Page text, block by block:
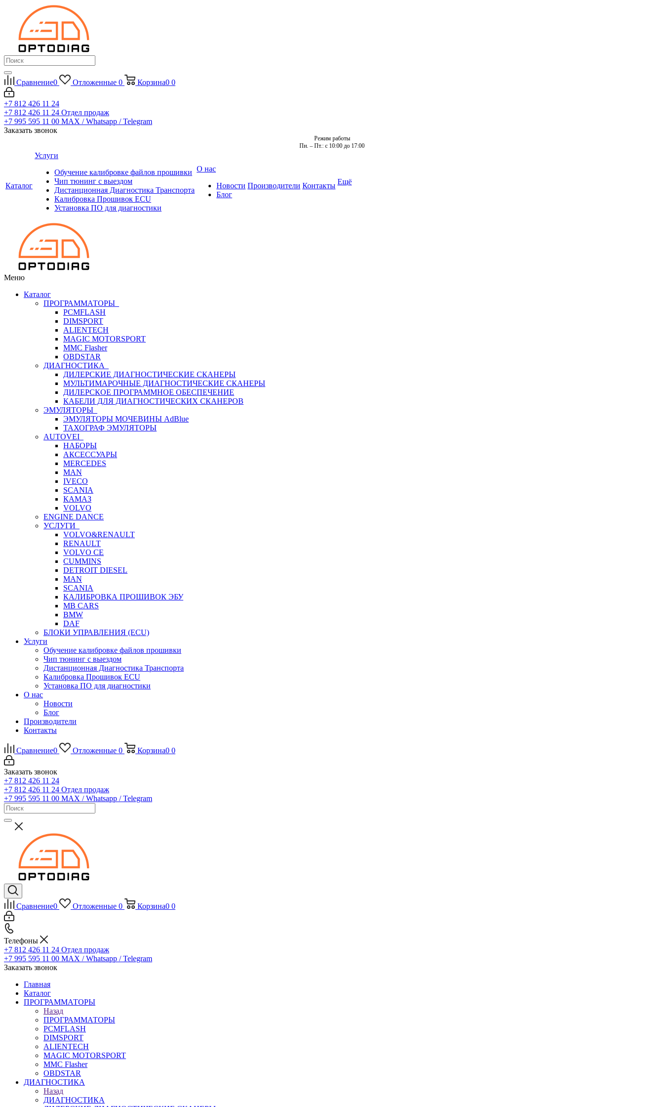
Сравнение0 Отложенные 0 Корзина0 0
+7 812 426 11 24
+7 812 426 11 24 Отдел продаж
+7 995 595 11 00 MAX / Whatsapp / Telegram
Заказать звонок
Режим работы
Пн. – Пт.: с 10:00 до 17:00
Каталог
Услуги
Обучение калибровке файлов прошивки
Чип тюнинг с выездом
Дистанционная Диагностика Транспорта
Калибровка Прошивок ECU
Установка ПО для диагностики
О нас
Новости
Блог
Производители Контакты Ещё
Меню
Каталог
ПРОГРАММАТОРЫ
PCMFLASH
DIMSPORT
ALIENTECH
MAGIC MOTORSPORT
MMC Flasher
OBDSTAR
ДИАГНОСТИКА
ДИЛЕРСКИЕ ДИАГНОСТИЧЕСКИЕ СКАНЕРЫ
МУЛЬТИМАРОЧНЫЕ ДИАГНОСТИЧЕСКИЕ СКАНЕРЫ
ДИЛЕРСКОЕ ПРОГРАММНОЕ ОБЕСПЕЧЕНИЕ
КАБЕЛИ ДЛЯ ДИАГНОСТИЧЕСКИХ СКАНЕРОВ
ЭМУЛЯТОРЫ
ЭМУЛЯТОРЫ МОЧЕВИНЫ АdBlue
ТАХОГРАФ ЭМУЛЯТОРЫ
AUTOVEI
НАБОРЫ
АКСЕССУАРЫ
MERCEDES
MAN
IVECO
SCANIA
КАМАЗ
VOLVO
ENGINE DANCE
УСЛУГИ
VOLVO&RENAULT
RENAULT
VOLVO CE
CUMMINS
DETROIT DIESEL
MAN
SCANIA
КАЛИБРОВКА ПРОШИВОК ЭБУ
MB CARS
BMW
DAF
БЛОКИ УПРАВЛЕНИЯ (ECU)
Услуги
Обучение калибровке файлов прошивки
Чип тюнинг с выездом
Дистанционная Диагностика Транспорта
Калибровка Прошивок ECU
Установка ПО для диагностики
О нас
Новости
Блог
Производители
Контакты
Сравнение0 Отложенные 0 Корзина0 0
Заказать звонок
+7 812 426 11 24
+7 812 426 11 24 Отдел продаж
+7 995 595 11 00 MAX / Whatsapp / Telegram
Сравнение0 Отложенные 0 Корзина0 0
Телефоны
+7 812 426 11 24 Отдел продаж
+7 995 595 11 00 MAX / Whatsapp / Telegram
Заказать звонок
Главная
Каталог
ПРОГРАММАТОРЫ
Назад
ПРОГРАММАТОРЫ
PCMFLASH
DIMSPORT
ALIENTECH
MAGIC MOTORSPORT
MMC Flasher
OBDSTAR
ДИАГНОСТИКА
Назад
ДИАГНОСТИКА